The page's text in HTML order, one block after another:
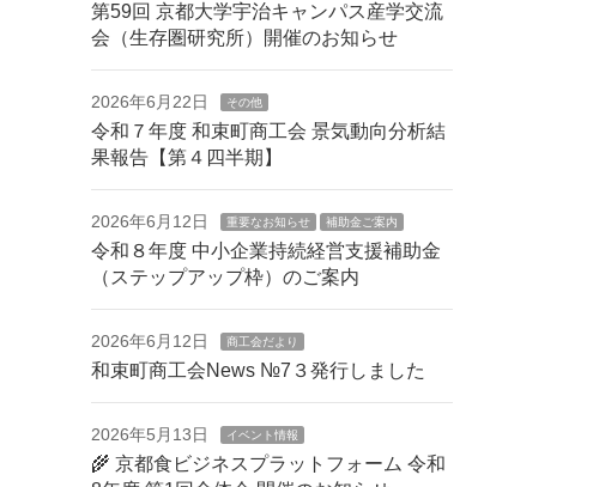
第59回 京都大学宇治キャンパス産学交流
会（生存圏研究所）開催のお知らせ
2026年6月22日 その他
令和７年度 和束町商工会 景気動向分析結
果報告【第４四半期】
2026年6月12日 重要なお知らせ 補助金ご案内
令和８年度 中小企業持続経営支援補助金
（ステップアップ枠）のご案内
2026年6月12日 商工会だより
和束町商工会News №7３発行しました
2026年5月13日 イベント情報
🌾 京都食ビジネスプラットフォーム 令和